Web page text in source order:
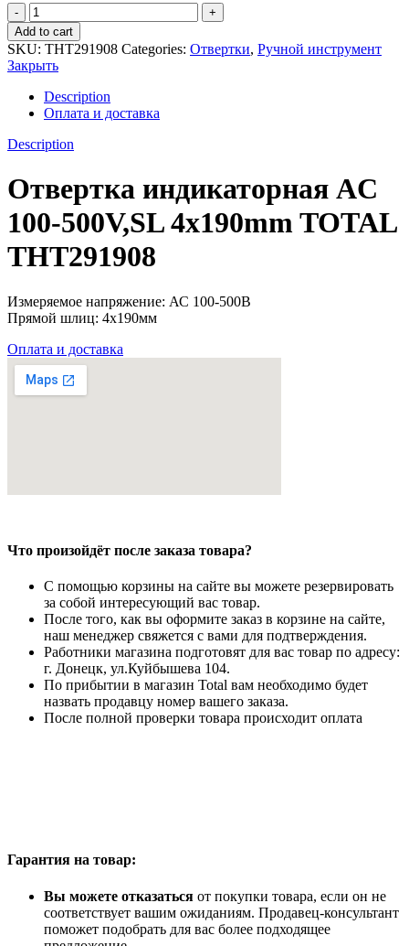
Отвертка
индикаторная
AC
100-
500V,SL
4x190mm
TOTAL
THT291908
quantity
Add to cart
SKU: THT291908 Categories: Отвертки, Ручной инструмент
Закрыть
Description
Оплата и доставка
Description
Отвертка индикаторная AC
100-500V,SL 4x190mm TOTAL
THT291908
Измеряемое напряжение: АС 100-500В
Прямой шлиц: 4х190мм
Оплата и доставка
Что произойдёт после заказа товара?
С помощью корзины на сайте вы можете резервировать
за собой интересующий вас товар.
После того, как вы оформите заказ в корзине на сайте,
наш менеджер свяжется с вами для подтверждения.
Работники магазина подготовят для вас товар по адресу:
г. Донецк, ул.Куйбышева 104.
По прибытии в магазин Total вам необходимо будет
назвать продавцу номер вашего заказа.
После полной проверки товара происходит оплата
Гарантия на товар:
Вы можете отказаться от покупки товара, если он не
соответствует вашим ожиданиям. Продавец-консультант
поможет подобрать для вас более подходящее